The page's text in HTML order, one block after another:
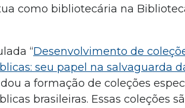
como bibliotecária na
“Desenvolvimento de
seu papel na salvaguarda
a formação de coleções
brasileiras. Essas coleções